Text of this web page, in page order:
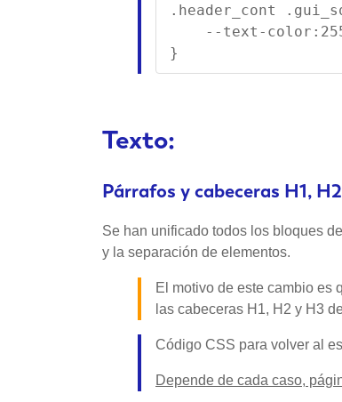
.header_cont
--text-
}
Texto:
Párrafos y cabeceras H1,
Se han unificado todos los bloques
y la separación de elementos.
El motivo de este cambio es
las cabeceras H1, H2 y H3
Código CSS para volver al
Depende de cada caso,